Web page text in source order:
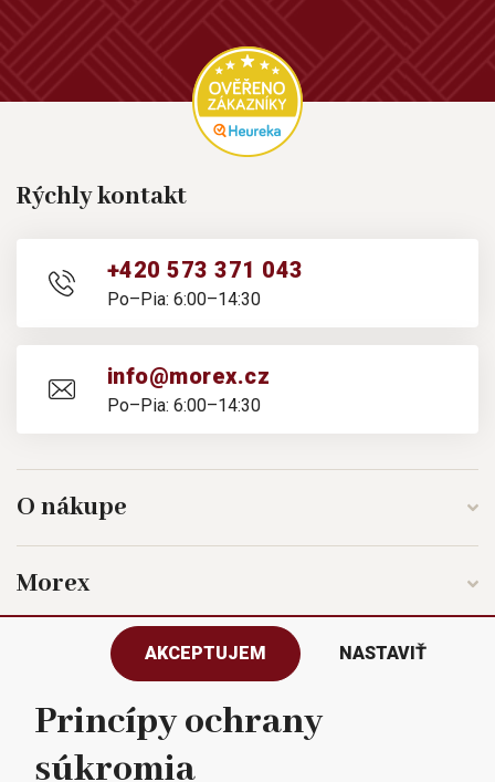
Rýchly kontakt
+420 573 371 043
Po–Pia: 6:00–14:30
info@morex.cz
Po–Pia: 6:00–14:30
O nákupe
Morex
Sledujte nás
AKCEPTUJEM NASTAVIŤ
Princípy ochrany
súkromia